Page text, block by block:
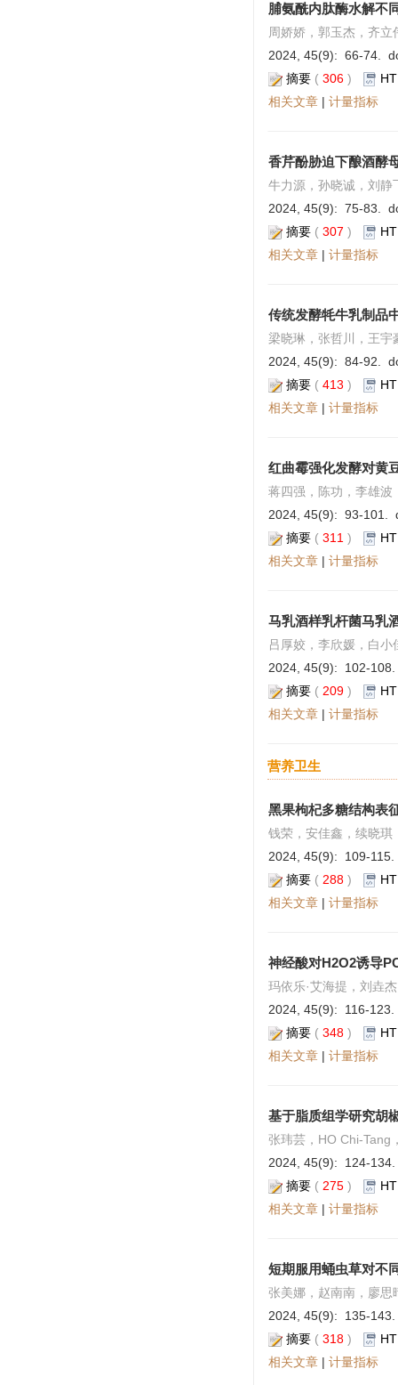
脯氨酰内肽酶水解不
周娇娇，郭玉杰，齐
2024, 45(9): 66-74.
摘要 ( 306 )
相关文章 | 计量指标
香芹酚胁迫下酿酒酵
牛力源，孙晓诚，刘静
2024, 45(9): 75-83.
摘要 ( 307 )
相关文章 | 计量指标
传统发酵牦牛乳制品
梁晓琳，张哲川，王宇
2024, 45(9): 84-92.
摘要 ( 413 )
相关文章 | 计量指标
红曲霉强化发酵对黄
蒋四强，陈功，李雄波
2024, 45(9): 93-101.
摘要 ( 311 )
相关文章 | 计量指标
马乳酒样乳杆菌马乳
吕厚姣，李欣媛，白
2024, 45(9): 102-
摘要 ( 209 )
相关文章 | 计量指标
营养卫生
黑果枸杞多糖结构表
钱荣，安佳鑫，续晓琪
2024, 45(9): 109-
摘要 ( 288 )
相关文章 | 计量指标
神经酸对H2O2诱导
玛依乐·艾海提，刘垚
2024, 45(9): 116-
摘要 ( 348 )
相关文章 | 计量指标
基于脂质组学研究胡
张玮芸，HO Chi-Tang
2024, 45(9): 124-
摘要 ( 275 )
相关文章 | 计量指标
短期服用蛹虫草对不
张美娜，赵南南，廖思
2024, 45(9): 135-
摘要 ( 318 )
相关文章 | 计量指标